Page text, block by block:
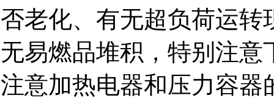
否老化、有无超负荷运
无易燃品堆积，特别注
注意加热电器和压力容